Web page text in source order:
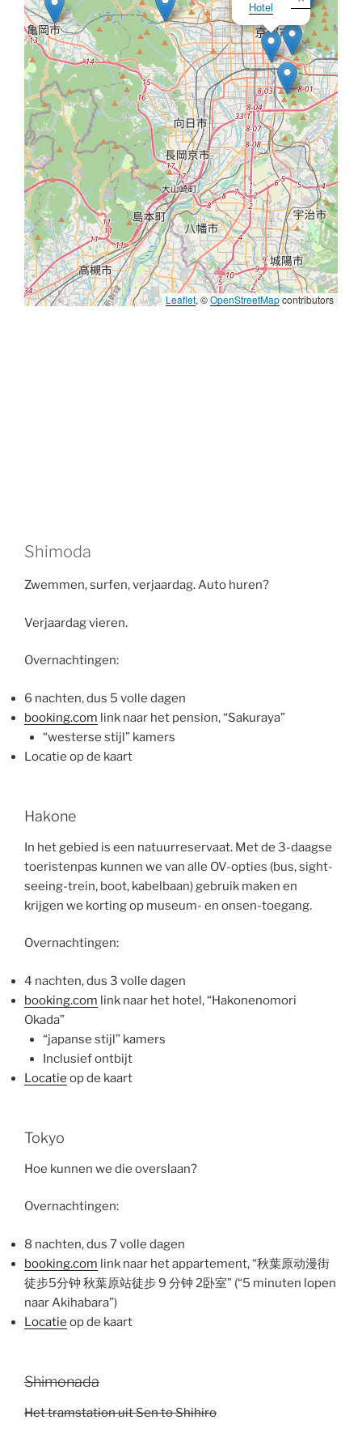
Hotel
Leaflet, ©OpenStreetMapcontributors
Shimoda
Zwemmen, surfen, verjaardag. Auto huren?
Verjaardag vieren.
Overnachtingen:
6 nachten, dus 5 volle dagen
booking.com link naar het pension, “Sakuraya”
“westerse stijl” kamers
Locatie op de kaart
Hakone
In het gebied is een natuurreservaat. Met de 3-daagse
toeristenpas kunnen we van alle OV-opties (bus, sight-
seeing-trein, boot, kabelbaan) gebruik maken en
krijgen we korting op museum- en onsen-toegang.
Overnachtingen:
4 nachten, dus 3 volle dagen
booking.com link naar het hotel, “Hakonenomori
Okada”
“japanse stijl” kamers
Inclusief ontbijt
Locatie op de kaart
Tokyo
Hoe kunnen we die overslaan?
Overnachtingen:
8 nachten, dus 7 volle dagen
booking.com link naar het appartement, “秋葉原动漫街
徒步5分钟 秋葉原站徒步 9 分钟 2卧室” (“5 minuten lopen
naar Akihabara”)
Locatie op de kaart
Shimonada
Het tramstation uit Sen to Shihiro